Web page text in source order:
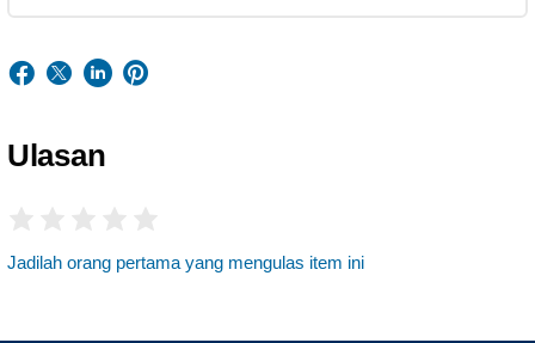
Ulasan
Jadilah orang pertama yang mengulas item ini